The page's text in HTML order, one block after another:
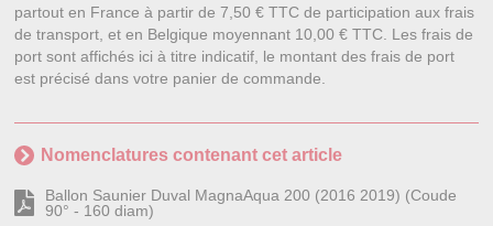
partout en France à partir de 7,50 € TTC de participation aux frais
de transport, et en Belgique moyennant 10,00 € TTC. Les frais de
port sont affichés ici à titre indicatif, le montant des frais de port
est précisé dans votre panier de commande.
Nomenclatures contenant cet article
Ballon Saunier Duval MagnaAqua 200 (2016 2019) (Coude
90° - 160 diam)